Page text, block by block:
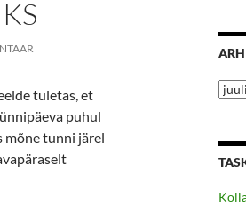
tuletas, et
puhul
mõne tunni järel
lõpuks